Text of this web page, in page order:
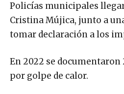
Policías municipales
Cristina Mújica, junto a
tomar declaración a los
En 2022 se
por golpe de calor.